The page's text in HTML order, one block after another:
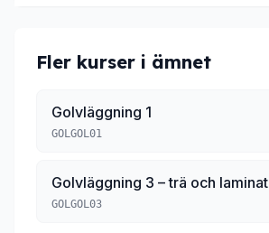
Fler kurser i ämnet
Golvläggning 1
GOLGOL01
Golvläggning 3 – trä och laminat
GOLGOL03